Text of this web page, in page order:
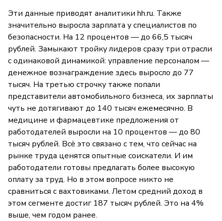
Эти данные приводят аналитики hh.ru. Также
значительно выросла зарплата у специалистов по
безопасности. На 12 процентов — до 66,5 тысяч
рублей. Замыкают тройку лидеров сразу три отрасли
с одинаковой динамикой: управление персоналом —
денежное вознаграждение здесь выросло до 77
тысяч. На третью строчку также попали
представители автомобильного бизнеса, их зарплаты
чуть не дотягивают до 140 тысяч ежемесячно. В
медицине и фармацевтике предложения от
работодателей выросли на 10 процентов — до 80
тысяч рублей. Всё это связано с тем, что сейчас на
рынке труда ценятся опытные соискатели. И им
работодатели готовы предлагать более высокую
оплату за труд. Но в этом вопросе никто не
сравниться с вахтовиками. Летом средний доход в
этом сегменте достиг 187 тысяч рублей. Это на 4%
выше, чем годом ранее.